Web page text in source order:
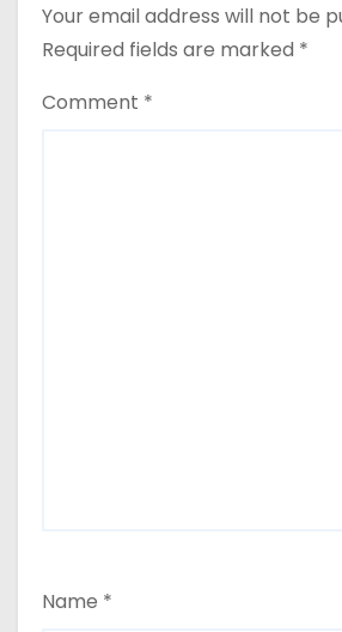
Your email address will not be
Required fields are marked *
Comment *
Name *